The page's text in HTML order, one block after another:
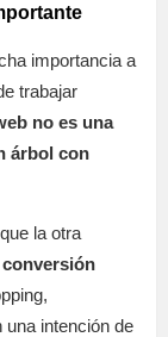
importancia a
trabajar
no es una
árbol con
la otra
intención de